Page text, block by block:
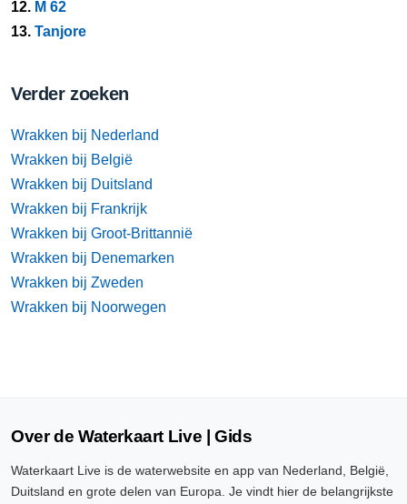
12. M 62
13. Tanjore
Verder zoeken
Wrakken bij Nederland
Wrakken bij België
Wrakken bij Duitsland
Wrakken bij Frankrijk
Wrakken bij Groot-Brittannië
Wrakken bij Denemarken
Wrakken bij Zweden
Wrakken bij Noorwegen
Over de Waterkaart Live | Gids
Waterkaart Live is de waterwebsite en app van Nederland, België,
Duitsland en grote delen van Europa. Je vindt hier de belangrijkste